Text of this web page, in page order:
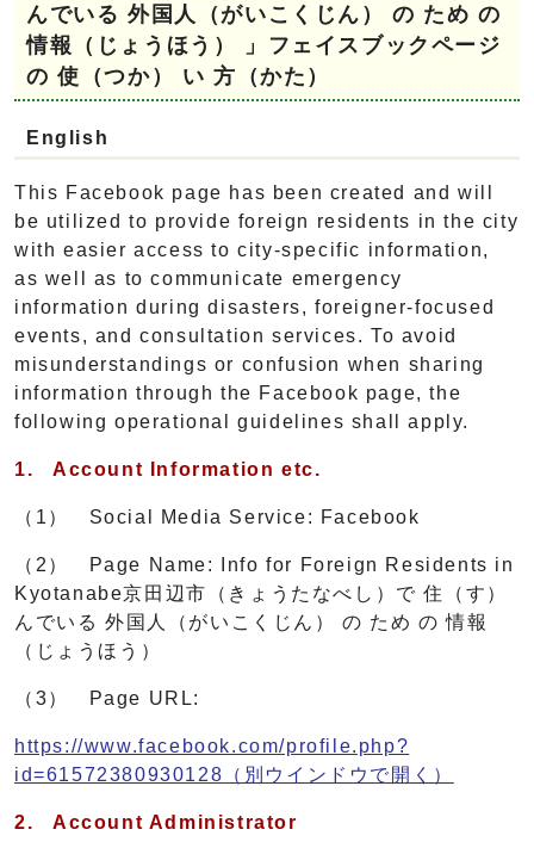
んでいる 外国人（がいこくじん） の ため の
情報（じょうほう） 」フェイスブックページ
の 使（つか） い 方（かた）
English
This Facebook page has been created and will
be utilized to provide foreign residents in the city
with easier access to city-specific information,
as well as to communicate emergency
information during disasters, foreigner-focused
events, and consultation services. To avoid
misunderstandings or confusion when sharing
information through the Facebook page, the
following operational guidelines shall apply.
1. Account Information etc.
（1） Social Media Service: Facebook
（2） Page Name: Info for Foreign Residents in
Kyotanabe京田辺市（きょうたなべし）で 住（す）
んでいる 外国人（がいこくじん） の ため の 情報
（じょうほう）
（3） Page URL:
https://www.facebook.com/profile.php?
id=61572380930128 （別ウインドウで開く）
2. Account Administrator